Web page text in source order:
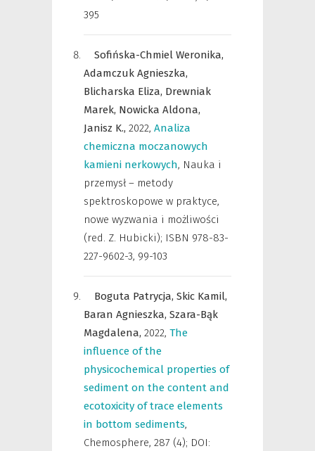
395
Sofińska-Chmiel Weronika,
Adamczuk Agnieszka,
Blicharska Eliza, Drewniak
Marek, Nowicka Aldona,
Janisz K., 2022, Analiza
chemiczna moczanowych
kamieni nerkowych, Nauka i
przemysł – metody
spektroskopowe w praktyce,
nowe wyzwania i możliwości
(red. Z. Hubicki); ISBN 978-83-
227-9602-3, 99-103
Boguta Patrycja, Skic Kamil,
Baran Agnieszka, Szara-Bąk
Magdalena, 2022, The
influence of the
physicochemical properties of
sediment on the content and
ecotoxicity of trace elements
in bottom sediments,
Chemosphere, 287 (4); DOI: